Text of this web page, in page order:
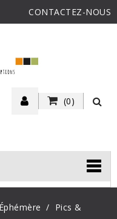
CONTACTEZ-NOUS
(0)
Pics &